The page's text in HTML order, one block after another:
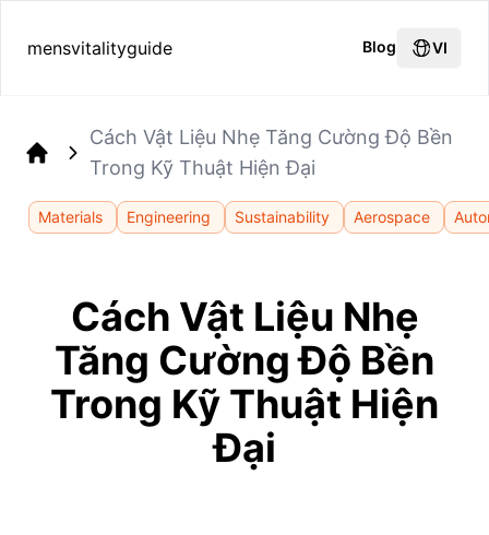
mensvitalityguide Blog VI
Cách Vật Liệu Nhẹ Tăng Cường Độ Bền
Trong Kỹ Thuật Hiện Đại
Materials Engineering Sustainability Aerospace
Cách Vật Liệu Nhẹ
Tăng Cường Độ Bền
Trong Kỹ Thuật Hiện
Đại